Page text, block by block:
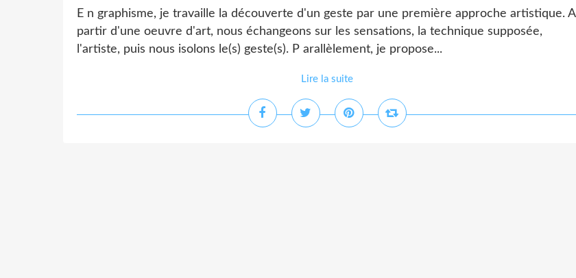
E n graphisme, je travaille la découverte d'un geste par une première approche artistique. A
partir d'une oeuvre d'art, nous échangeons sur les sensations, la technique supposée,
l'artiste, puis nous isolons le(s) geste(s). P arallèlement, je propose...
Lire la suite